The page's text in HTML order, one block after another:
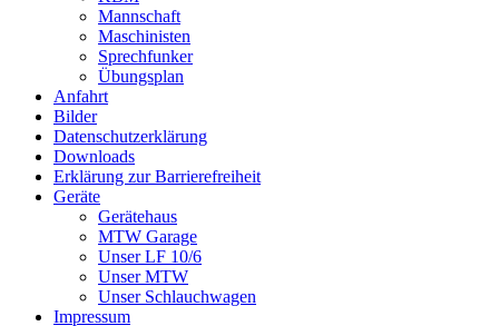
Mannschaft
Maschinisten
Sprechfunker
Übungsplan
Anfahrt
Bilder
Datenschutzerklärung
Downloads
Erklärung zur Barriere­frei­heit
Geräte
Gerätehaus
MTW Garage
Unser LF 10/6
Unser MTW
Unser Schlauchwagen
Impressum